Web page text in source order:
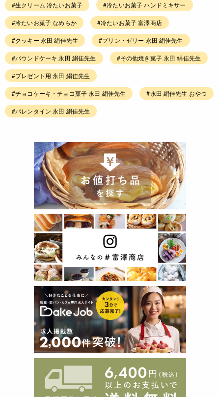
#生クリーム 冷たいお菓子 #冷たいお菓子 ハンドミキサー
#冷たいお菓子 なめらか #冷たいお菓子 富澤商店
#クッキー 永田 絹佳先生 #プリン・ゼリー 永田 絹佳先生
#パウンドケーキ 永田 絹佳先生 #その他焼き菓子 永田 絹佳先生
#プレゼント用 永田 絹佳先生
#チョコケーキ・チョコ菓子 永田 絹佳先生 #永田 絹佳先生 おやつ
#バレンタイン 永田 絹佳先生